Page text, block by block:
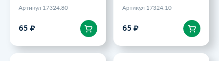
Артикул 17324.80
65 ₽
Артикул 17324.10
65 ₽